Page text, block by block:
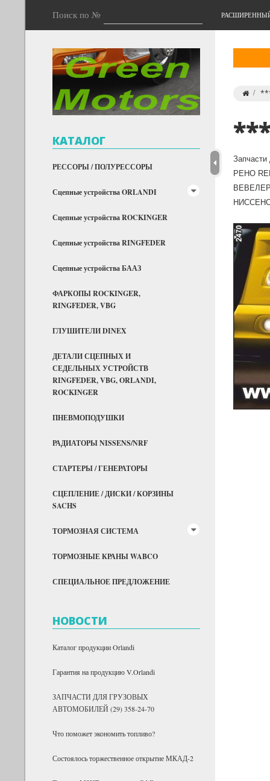
Поиск по №
КАТАЛОГ
РЕССОРЫ / ПОЛУРЕССОРЫ
Сцепные устройства ORLANDI
Сцепные устройства ROCKINGER
Сцепные устройства RINGFEDER
Сцепные устройства БААЗ
ФАРКОПЫ ROCKINGER,
RINGFEDER, VBG
ГЛУШИТЕЛИ DINEX
ДЕТАЛИ СЦЕПНЫХ И
СЕДЕЛЬНЫХ УСТРОЙСТВ
RINGFEDER, VBG, ORLANDI,
ROCKINGER
ПНЕВМОПОДУШКИ
РАДИАТОРЫ NISSENS/NRF
СТАРТЕРЫ / ГЕНЕРАТОРЫ
СЦЕПЛЕНИЕ / ДИСКИ / КОРЗИНЫ
SACHS
ТОРМОЗНАЯ СИСТЕМА
ТОРМОЗНЫЕ КРАНЫ WABCO
СПЕЦИАЛЬНОЕ ПРЕДЛОЖЕНИЕ
НОВОСТИ
Каталог продукции Orlandi
Гарантия на продукцию V.Orlandi
ЗАПЧАСТИ ДЛЯ ГРУЗОВЫХ
АВТОМОБИЛЕЙ (29) 358-24-70
Что поможет экономить топливо?
Состоялось торжественное открытие МКАД-2
РЕНО
ВЕВЕЛЕР,